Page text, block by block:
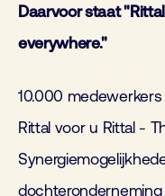
Daarvoor staat
everywhere."
10.000
Rittal voor u Rittal -